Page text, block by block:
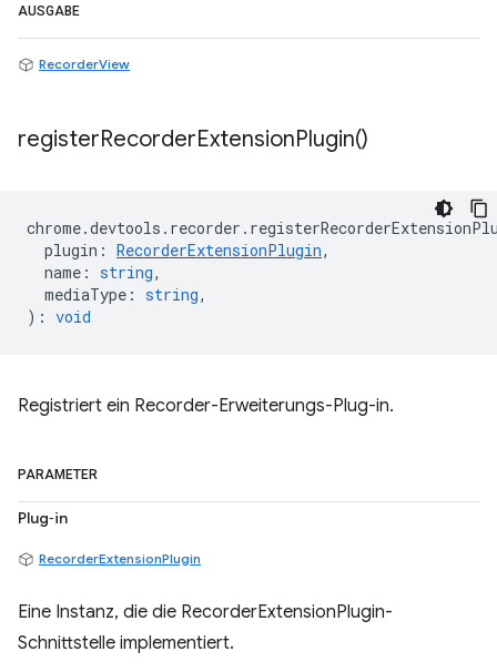
AUSGABE
RecorderView
registerRecorderExtensionPlugin()
chrome.devtools . recorder .
plugin : RecorderExtensionPlugin,
name : string,
mediaType : string,
) : void
Registriert ein Recorder-Erweiterungs-Plug-in.
PARAMETER
Plug‑in
RecorderExtensionPlugin
Eine Instanz, die die RecorderExtensionPlugin-
Schnittstelle implementiert.